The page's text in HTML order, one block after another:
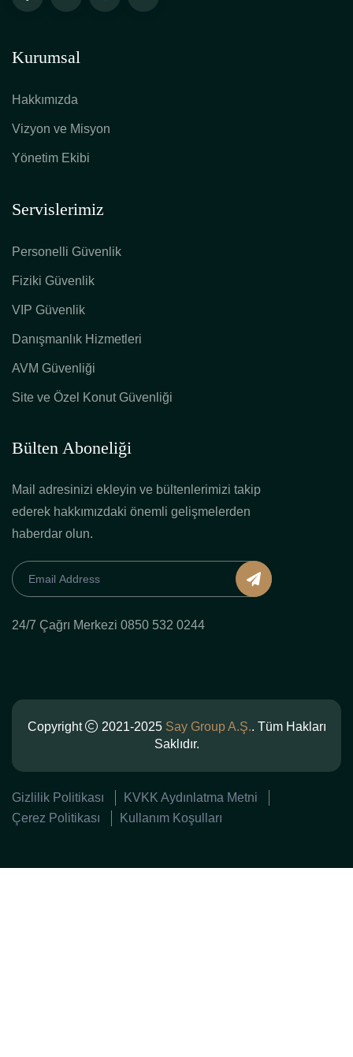
Kurumsal
Hakkımızda
Vizyon ve Misyon
Yönetim Ekibi
Servislerimiz
Personelli Güvenlik
Fiziki Güvenlik
VIP Güvenlik
Danışmanlık Hizmetleri
AVM Güvenliği
Site ve Özel Konut Güvenliği
Bülten Aboneliği
Mail adresinizi ekleyin ve bültenlerimizi takip
ederek hakkımızdaki önemli gelişmelerden
haberdar olun.
24/7 Çağrı Merkezi 0850 532 0244
Copyright 2021-2025 Say Group A.Ş.. Tüm Hakları
Saklıdır.
Gizlilik Politikası
KVKK Aydınlatma Metni
Çerez Politikası
Kullanım Koşulları